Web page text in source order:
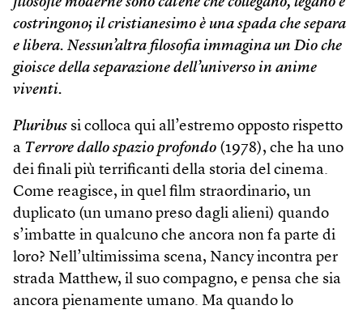
costringono; il cristianesimo è una spada che separa
e libera. Nessun’altra filosofia immagina un Dio che
gioisce della separazione dell’universo in anime
viventi.
Pluribus si colloca qui all’estremo opposto rispetto
a Terrore dallo spazio profondo (1978), che ha uno
dei finali più terrificanti della storia del cinema.
Come reagisce, in quel film straordinario, un
duplicato (un umano preso dagli alieni) quando
s’imbatte in qualcuno che ancora non fa parte di
loro? Nell’ultimissima scena, Nancy incontra per
strada Matthew, il suo compagno, e pensa che sia
ancora pienamente umano. Ma quando lo